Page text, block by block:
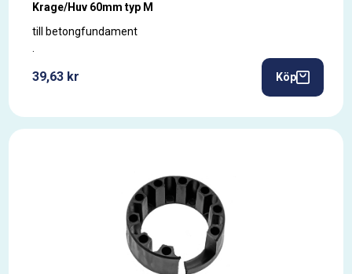
Krage/Huv 60mm typ M
till betongfundament
39,63 kr Köp